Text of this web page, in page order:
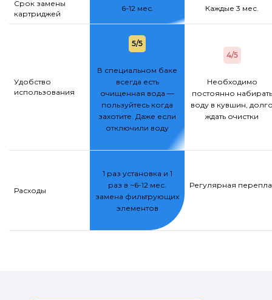
Срок замены
картриджей
6-12 мес. Каждые 3 мес.
Удобство
использования
5/5
В специальном баке
всегда есть
очищенная вода —
пользуйтесь когда
захотите. Даже если
отключили воду
4/5
Необходимо
постоянно набирать
воду в кувшин,
ждать очистки
Расходы
1 раз установка и 1
раз в ~6-12 мес.
замена фильтрующих
элементов
Регулярная